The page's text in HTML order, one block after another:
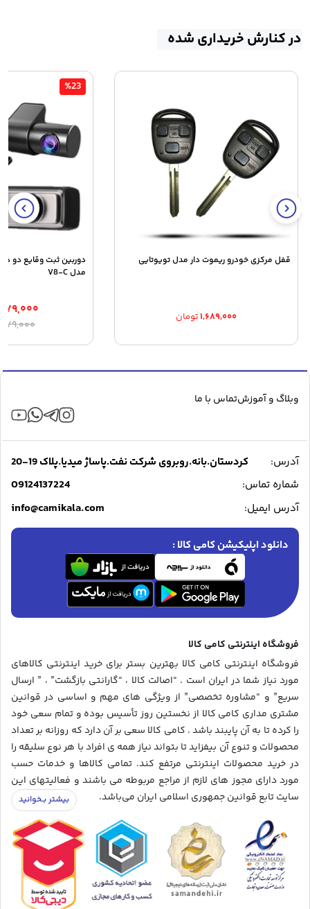
در کنارش خریداری شده
قفل مرکزی خودرو ریموت دار مدل تویوتایی
۱,۶۸۹,۰۰۰تومان
%23
دوربین ثبت وقایع دو
مدل V8-C
وبلاگ و آموزشتماس با ما
آدرس:
کردستان.بانه.روبروی شرکت نفت.پاساژ میدیا.پلاک 19-20
شماره تماس:
09124137224
آدرس ایمیل: info@camikala.com
دانلود اپلیکیشن کامی کالا :
فروشگاه اینترنتی کامی کالا
فروشگاه اینترنتی کامی کالا بهترین بستر برای خرید اینترنتی کالاهای
مورد نیاز شما در ایران است . “اصالت کالا ، “گارانتی بازگشت” ، ” ارسال
سریع” و “مشاوره تخصصی” از ویژگی های مهم و اساسی در قوانین
مشتری مداری کامی کالا از نخستین روز تأسیس بوده و تمام سعی خود
را کرده تا به آن پایبند باشد . کامی کالا سعی بر آن دارد که روزانه بر تعداد
محصولات و تنوع آن بیفزاید تا بتواند نیاز همه ی افراد با هر نوع سلیقه را
در خرید محصولات اینترنتی مرتفع کند. تمامی کالاها و خدمات حسب
مورد دارای مجوز های لازم از مراجع مربوطه می باشند و فعالیتهای این
سایت تابع قوانین جمهوری اسلامی ایران می‌باشد.